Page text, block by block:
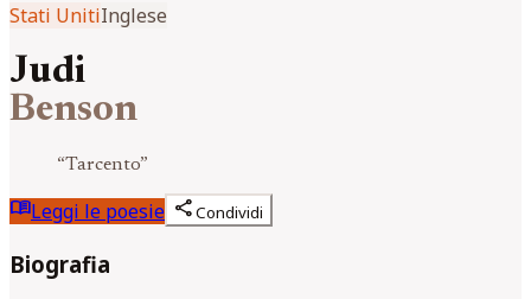
Stati UnitiInglese
Judi
Benson
“Tarcento”
menu_bookLeggi le poesie shareCondividi
Biografia